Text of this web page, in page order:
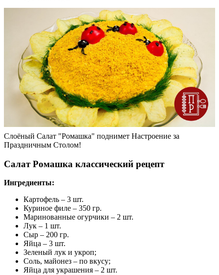
Слоёный Салат "Ромашка" поднимет Настроение за
Праздничным Столом!
Салат Ромашка классический рецепт
Ингредиенты:
Картофель – 3 шт.
Куриное филе – 350 гр.
Маринованные огурчики – 2 шт.
Лук – 1 шт.
Сыр – 200 гр.
Яйца – 3 шт.
Зеленый лук и укроп;
Соль, майонез – по вкусу;
Яйца для украшения – 2 шт.